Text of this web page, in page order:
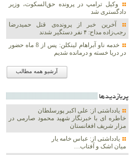
وکیل ترامپ در پرونده حق‌السکوت، وزیر
دادگستری شد
آخرین خبر از پرونده‌ی قتل حمیدرضا
رجب‌زاده مداح: ۴ نفر دستگیر شدند
خدمه ناو آبراهام لینکلن: پس از 8 ماه حضور
در دریا خسته و درمانده‌ شدیم
آرشیو همه مطالب
پربازديدها
یادداشتی از: علی اکبر پورسلطان
خاطره ای با خبرنگار شهید محمود صارمی در
مزار شریف افغانستان
یادداشتی از: عباس خامه یار
میان اشک و آفتاب…